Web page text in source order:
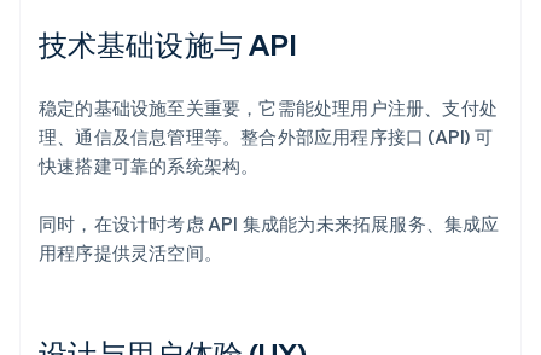
技术基础设施与 API
稳定的基础设施至关重要，它需能处理用户注册、支付处
理、通信及信息管理等。整合外部应用程序接口 (API) 可
快速搭建可靠的系统架构。
同时，在设计时考虑 API 集成能为未来拓展服务、集成应
用程序提供灵活空间。